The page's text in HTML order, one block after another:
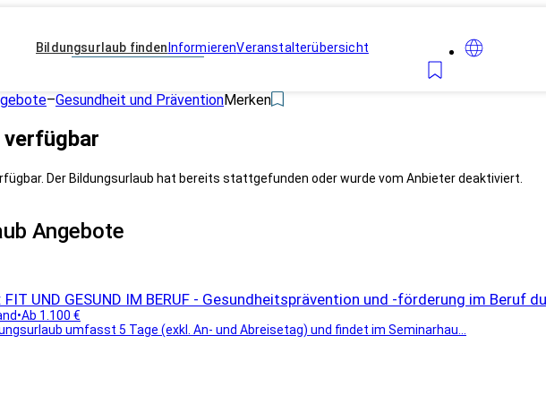
Bildungsurlaub finden InformierenVeranstalterübersicht
–Gesundheit und PräventionMerken
Der Bildungsurlaub hat bereits stattgefunden oder wurde vom Anbieter deaktiviert.
Angebote
UND GESUND IM BERUF - Gesundheitsprävention und -förderung im Beruf
•Ab 1.100 €
umfasst 5 Tage (exkl. An- und Abreisetag) und findet im Seminarhau...